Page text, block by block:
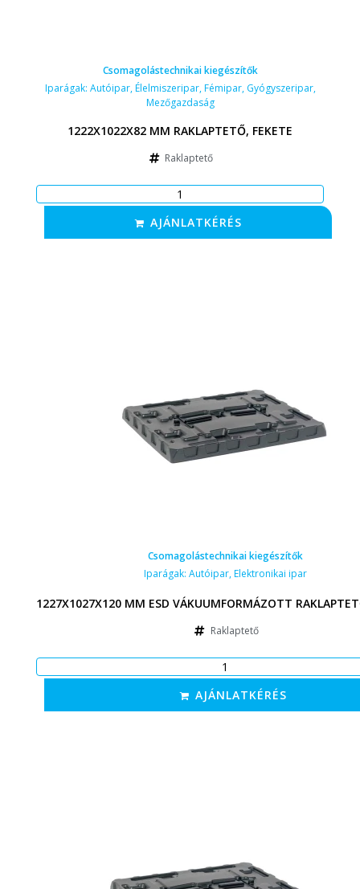
Csomagolástechnikai kiegészítők
Iparágak: Autóipar,Élelmiszeripar,Fémipar, Gyógyszeripar,
Mezőgazdaság
1222X1022X82 MM RAKLAPTETŐ, FEKETE
Raklaptető
AJÁNLATKÉRÉS
Csomagolástechnikai kiegészítők
Iparágak: Autóipar,Elektronikai ipar
1227X1027X120 MM ESD VÁKUUMFORMÁZOTT
Raklaptető
AJÁNLATKÉRÉS